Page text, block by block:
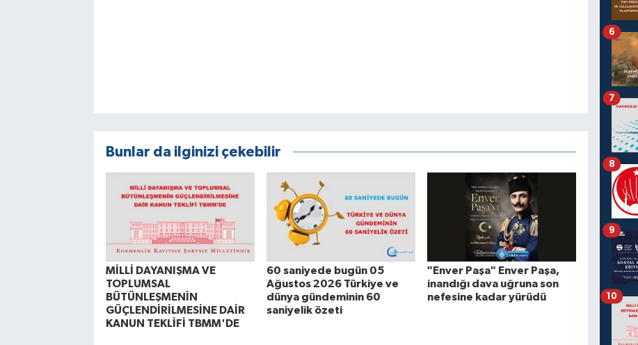
Bunlar da ilginizi çekebilir
MİLLİ DAYANIŞMA VE
TOPLUMSAL
BÜTÜNLEŞMENİN
GÜÇLENDİRİLMESİNE DAİR
KANUN TEKLİFİ TBMM'DE
60 saniyede bugün 05
Ağustos 2026 Türkiye ve
dünya gündeminin 60
saniyelik özeti
"Enver Paşa" Enver Paşa,
inandığı dava uğruna son
nefesine kadar yürüdü
6
7
8
9
10